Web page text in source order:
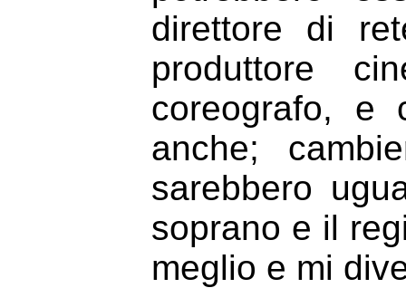
direttore di
produttore
coreografo, e
anche;
sarebbero
soprano e il
meglio e mi